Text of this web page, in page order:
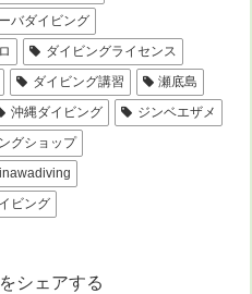
バダイビング
ダイビングライセンス
ダイビング講習
瀬底島
沖縄ダイビング
ジンベエザメ
グショップ
ビング
シェアする